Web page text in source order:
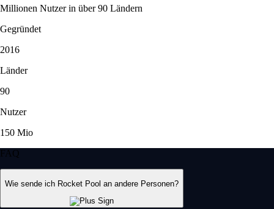
Millionen Nutzer in über 90 Ländern
Gegründet
2016
Länder
90
Nutzer
150 Mio
FAQ
Wie sende ich Rocket Pool an andere Personen?